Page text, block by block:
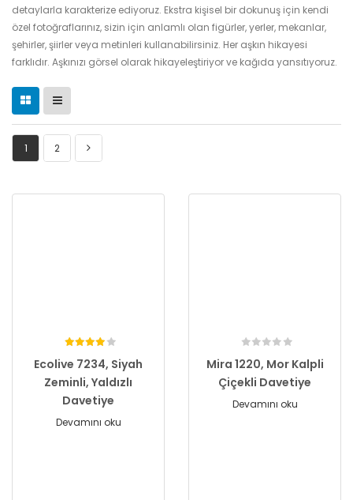
detaylarla karakterize ediyoruz. Ekstra kişisel bir dokunuş için kendi
özel fotoğraflarınız, sizin için anlamlı olan figürler, yerler, mekanlar,
şehirler, şiirler veya metinleri kullanabilirsiniz. Her aşkın hikayesi
farklıdır. Aşkınızı görsel olarak hikayeleştiriyor ve kağıda yansıtıyoruz.
1 2
Ecolive 7234, Siyah
Zeminli, Yaldızlı
Davetiye
Devamını oku
Mira 1220, Mor Kalpli
Çiçekli Davetiye
Devamını oku